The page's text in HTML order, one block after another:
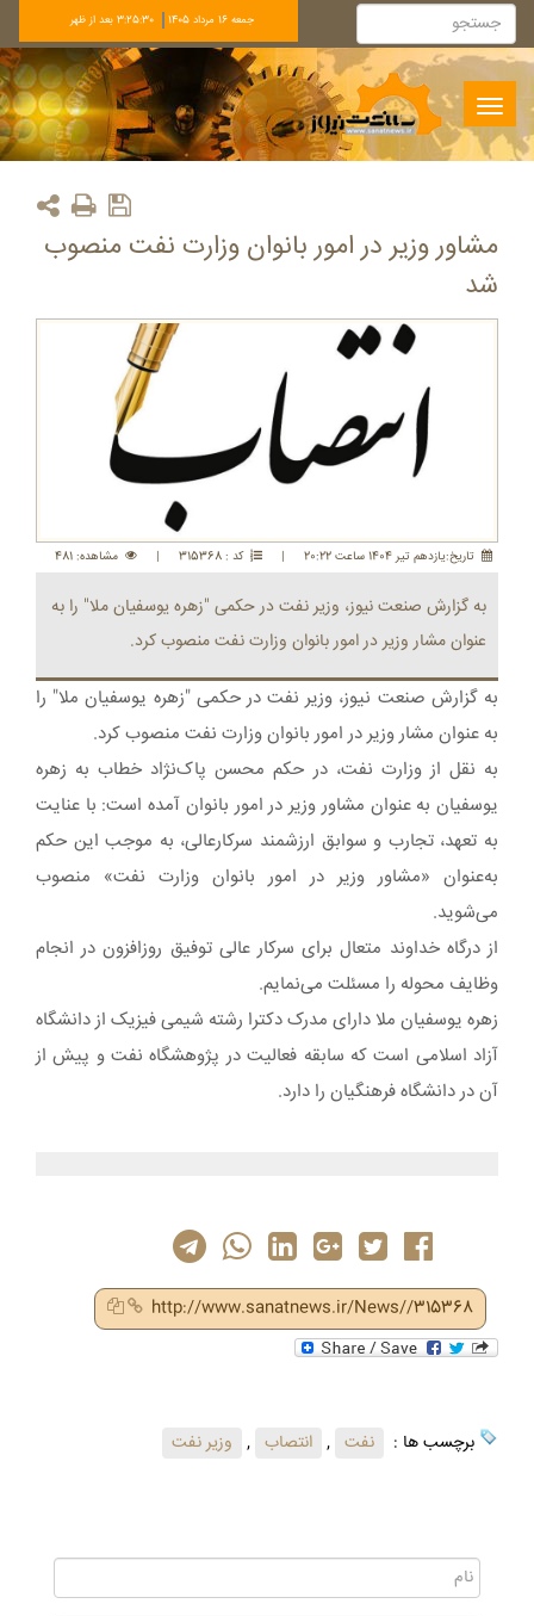
جمعه 16 مرداد 1405 3:25:30 بعد از ظهر
Toggle
navigation
مشاور وزیر در امور بانوان وزارت نفت منصوب
شد
تاريخ:يازدهم تير 1404 ساعت 20:22 | کد : 315368 | مشاهده: 481
به گزارش صنعت نیوز، وزیر نفت در حکمی "زهره یوسفیان‌ ملا" را به
عنوان مشار وزیر در امور بانوان وزارت نفت منصوب کرد.
به گزارش صنعت نیوز، وزیر نفت در حکمی "زهره یوسفیان‌ ملا" را
به عنوان مشار وزیر در امور بانوان وزارت نفت منصوب کرد.
به نقل از وزارت نفت، در حکم محسن پاک‌نژاد خطاب به زهره
یوسفیان به عنوان مشاور وزیر در امور بانوان آمده است: با عنایت
به تعهد، تجارب و سوابق ارزشمند سرکارعالی، به موجب این حکم
به‌عنوان «مشاور وزیر در امور بانوان وزارت نفت» منصوب
می‌شوید.
از درگاه خداوند متعال برای سرکار عالی توفیق روزافزون در انجام
وظایف محوله را مسئلت می‌نمایم.
زهره یوسفیان ملا دارای مدرک دکترا رشته شیمی فیزیک از دانشگاه
آزاد اسلامی است که سابقه فعالیت در پژوهشگاه نفت و پیش از
آن در دانشگاه فرهنگیان را دارد.
http://www.sanatnews.ir/News//315368
برچسب ها : نفت , انتصاب , وزیر نفت